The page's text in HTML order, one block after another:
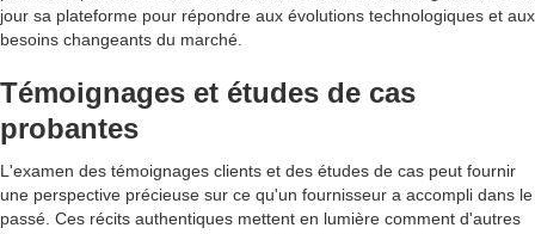
jour sa plateforme pour répondre aux évolutions technologiques et aux
besoins changeants du marché.
Témoignages et études de cas
probantes
L'examen des témoignages clients et des études de cas peut fournir
une perspective précieuse sur ce qu'un fournisseur a accompli dans le
passé. Ces récits authentiques mettent en lumière comment d'autres